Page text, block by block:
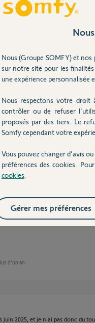
an
D’après le descriptif y a 10
plein Sud (le câble passera
d'un an
IO.
d'un an
juin 2025, et je n'ai pas donc du
Nous (Groupe SOMFY) et
sur notre site pour les
une expérience personnalisée
Nous respectons votre droit
contrôler ou de refuser
proposés par des tiers. Le
Somfy cependant votre
Vous pouvez changer d'avis
préférences des cookies.
cookies
Gérer mes préférences